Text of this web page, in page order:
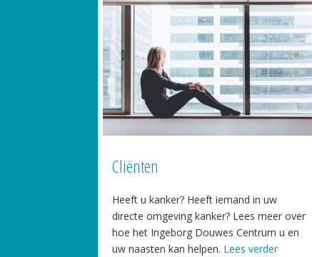
Cliënten
Heeft u kanker? Heeft iemand in uw
directe omgeving kanker? Lees meer over
hoe het Ingeborg Douwes Centrum u en
uw naasten kan helpen. Lees verder